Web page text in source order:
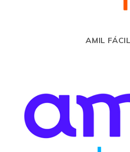
AMIL FÁCIL